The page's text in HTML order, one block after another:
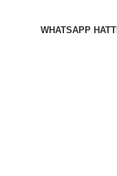
WHATSAPP HATTI